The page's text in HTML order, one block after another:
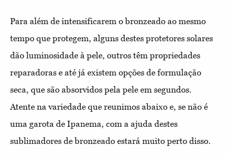
Para além de intensificarem o bronzeado ao mesmo
tempo que protegem, alguns destes protetores solares
dão luminosidade à pele, outros têm propriedades
reparadoras e até já existem opções de formulação
seca, que são absorvidos pela pele em segundos.
Atente na variedade que reunimos abaixo e, se não é
uma garota de Ipanema, com a ajuda destes
sublimadores de bronzeado estará muito perto disso.